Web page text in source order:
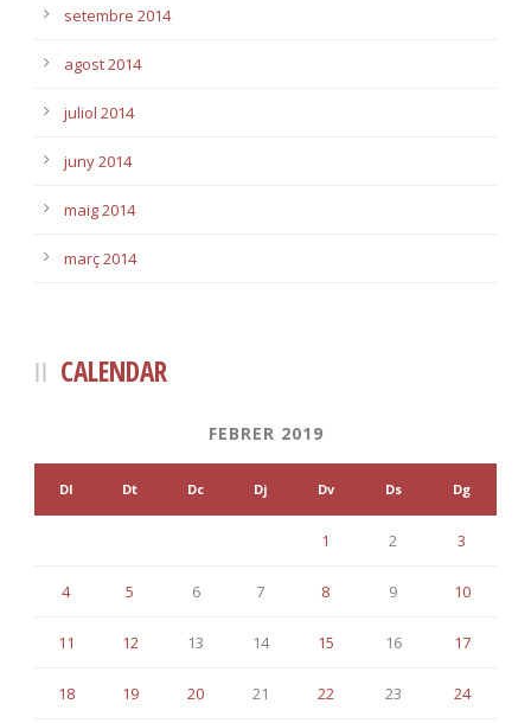
setembre 2014
agost 2014
juliol 2014
juny 2014
maig 2014
març 2014
CALENDAR
FEBRER 2019
Dl Dt Dc Dj Dv Ds Dg
1 2 3
4 5 6 7 8 9 10
11 12 13 14 15 16 17
18 19 20 21 22 23 24